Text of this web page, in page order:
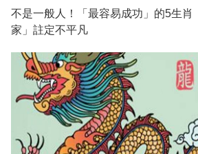
不是一般人！「最容易成功」的5生
家」註定不平凡